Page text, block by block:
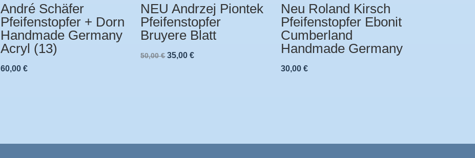
André Schäfer
Pfeifenstopfer + Dorn
Handmade Germany
Acryl (13)
60,00 €
NEU Andrzej Piontek
Pfeifenstopfer
Bruyere Blatt
50,00€ Ursprünglicher
35,00€Aktueller
Neu Roland Kirsch
Pfeifenstopfer Ebonit
Cumberland
Handmade Germany
30,00 €